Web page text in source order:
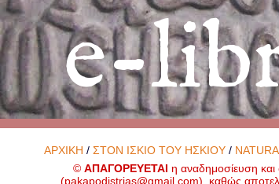
e-
ΑΡΧΙΚΗ /ΣΤΟΝ ΙΣΚΙΟ ΤΟΥ ΗΣΚΙΟΥ /
©ΑΠΑΓΟΡΕΥΕΤΑΙ η αναδημοσίευση
(pakapodistrias@gmail.com), καθώς